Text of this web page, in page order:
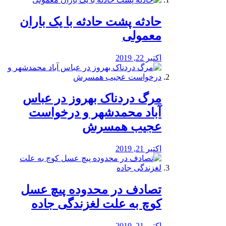
️حادثه پشت حادثه با یک باران
معمولی
اکتبر 22, 2019
مرگ دردناک بهروز در عباس
آباد محمدشهر و درخواست
عجیب همسرش
اکتبر 21, 2019
تصادف در محدوده پیچ عسل
کوچ به علت لغزندگی جاده